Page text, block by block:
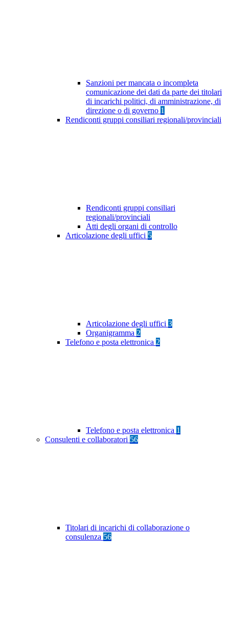
Sanzioni per mancata o incompleta
comunicazione dei dati da parte dei titolari
di incarichi politici, di amministrazione, di
direzione o di governo 1
Rendiconti gruppi consiliari regionali/provinciali
Rendiconti gruppi consiliari
regionali/provinciali
Atti degli organi di controllo
Articolazione degli uffici 5
Articolazione degli uffici 3
Organigramma 2
Telefono e posta elettronica 2
Telefono e posta elettronica 1
Consulenti e collaboratori 56
Titolari di incarichi di collaborazione o
consulenza 56